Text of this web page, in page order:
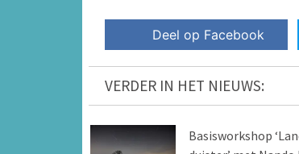
Deel op Facebook
VERDER IN HET NIEUWS:
Basisworkshop